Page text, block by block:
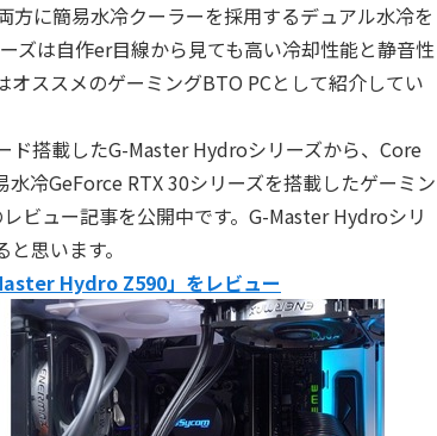
方に簡易水冷クーラーを採用するデュアル水冷を
ズは自作er目線から見ても高い冷却性能と静音性
ススメのゲーミングBTO PCとして紹介してい
ド搭載したG-Master Hydroシリーズから、Core
冷GeForce RTX 30シリーズを搭載したゲーミン
ビュー記事を公開中です。G-Master Hydroシリ
思います。
Hydro Z590」をレビュー